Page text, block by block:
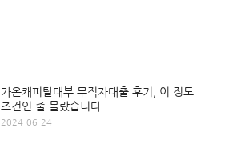
가온캐피탈대부 무직자대출 후기, 이 정도
조건인 줄 몰랐습니다
2024-06-24